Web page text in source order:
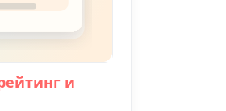
и